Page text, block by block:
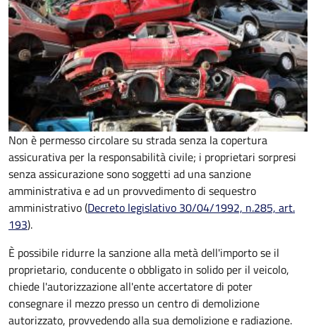
Non è permesso circolare su strada senza la copertura
assicurativa per la responsabilità civile; i proprietari sorpresi
senza assicurazione sono soggetti ad una sanzione
amministrativa e ad un provvedimento di sequestro
amministrativo (Decreto legislativo 30/04/1992, n.285, art.
193).
È possibile ridurre la sanzione alla metà dell'importo se il
proprietario, conducente o obbligato in solido per il veicolo,
chiede l'autorizzazione all'ente accertatore di poter
consegnare il mezzo presso un centro di demolizione
autorizzato, provvedendo alla sua demolizione e radiazione.